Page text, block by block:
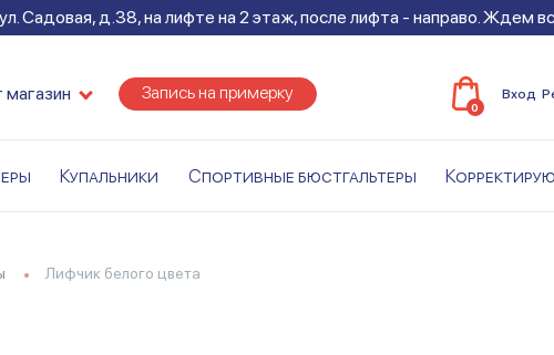
Садовая, д.38, на лифте на 2 этаж, после лифта - направо. Ждем
Запись на примерку
0
Вход
Купальники Спортивные бюстгальтеры
Лифчик белого цвета